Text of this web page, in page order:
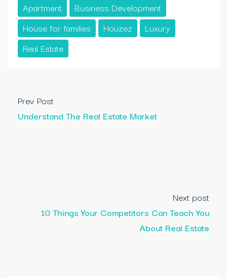
Apartment
Business Development
House for families
Houzez
Luxury
Real Estate
Prev Post
Understand The Real Estate Market
Next post
10 Things Your Competitors Can Teach You
About Real Estate